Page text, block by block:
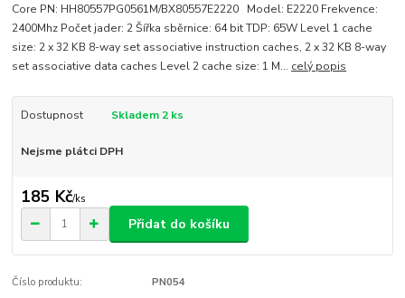
Core PN: HH80557PG0561M/BX80557E2220 Model: E2220 Frekvence:
2400Mhz Počet jader: 2 Šířka sběrnice: 64 bit TDP: 65W Level 1 cache
size: 2 x 32 KB 8-way set associative instruction caches, 2 x 32 KB 8-way
set associative data caches Level 2 cache size: 1 M... celý popis
Dostupnost Skladem 2 ks
Nejsme plátci DPH
185 Kč/ks
Přidat do košíku
Číslo produktu: PN054